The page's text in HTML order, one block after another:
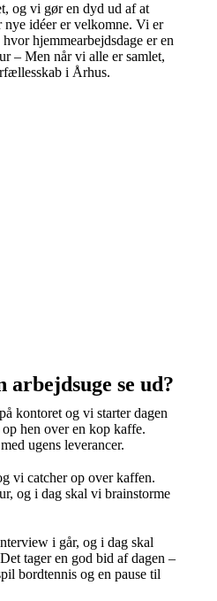
og vi gør en dyd ud af at
nye idéer er velkomne. Vi er
hjemmearbejdsdage er en
– Men når vi alle er samlet,
i Århus.
arbejdsuge se ud?
kontoret og vi starter dagen
hen over en kop kaffe.
ugens leverancer.
vi catcher op over kaffen.
og i dag skal vi brainstorme
i går, og i dag skal
tager en god bid af dagen –
bordtennis og en pause til